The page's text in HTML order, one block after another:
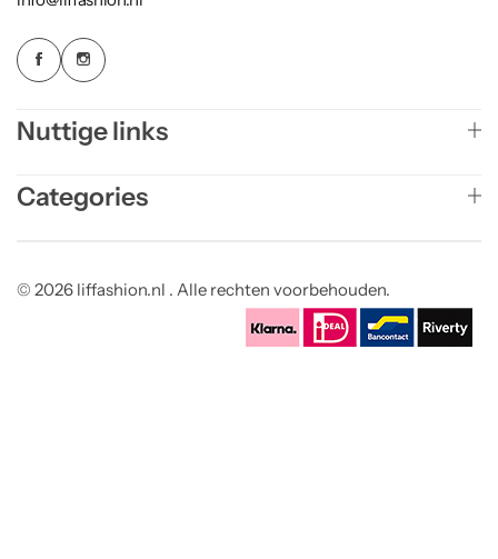
Nuttige links
Categories
© 2026 liffashion.nl . Alle rechten voorbehouden.